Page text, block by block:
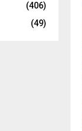
(406)
(49)